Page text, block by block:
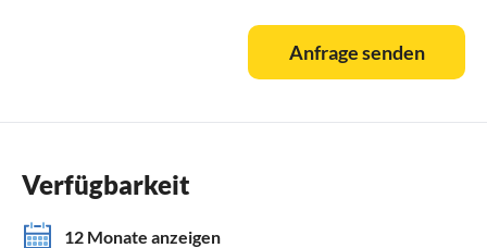
Anfrage senden
Verfügbarkeit
12 Monate anzeigen